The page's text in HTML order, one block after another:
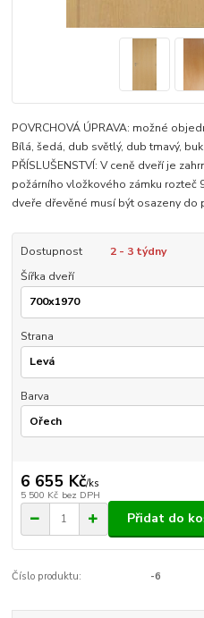
POVRCHOVÁ ÚPRAVA: možné
Bílá, šedá, dub světlý, dub tmavý,
PŘÍSLUŠENSTVÍ: V ceně dveří je
požárního vložkového zámku rozteč
dveře dřevěné musí být osazeny do
Dostupnost
2 - 3 týdny
Šířka dveří
Strana
Barva
6 655 Kč/ks
5 500 Kč bez DPH
Přidat do
Číslo produktu: -6